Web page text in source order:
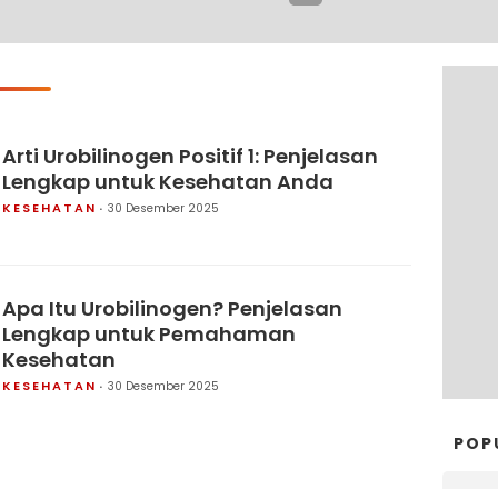
Arti Urobilinogen Positif 1: Penjelasan
Lengkap untuk Kesehatan Anda
KESEHATAN 30 Desember 2025
Apa Itu Urobilinogen? Penjelasan
Lengkap untuk Pemahaman
Kesehatan
KESEHATAN 30 Desember 2025